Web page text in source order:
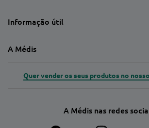
Informação útil
A Médis
Quer vender os seus produtos no
A Médis nas redes